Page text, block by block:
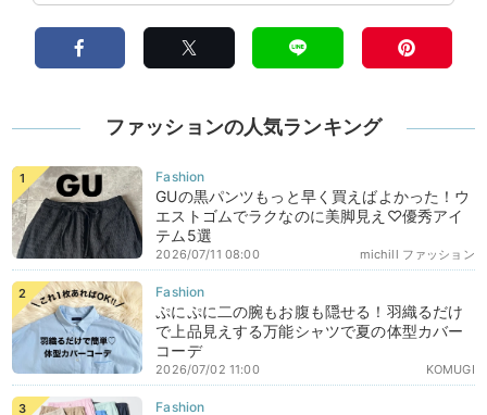
ファッションの人気ランキング
GUの黒パンツもっと早く買えばよかった！ウ
エストゴムでラクなのに美脚見え♡優秀アイ
テム5選
michill ファッション
2026/07/11 08:00
ぷにぷに二の腕もお腹も隠せる！羽織るだけ
で上品見えする万能シャツで夏の体型カバー
コーデ
KOMUGI
2026/07/02 11:00